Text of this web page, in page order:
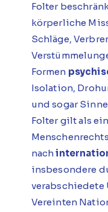
Folter
körperliche
Schläge,
Formen
Isolation,
und sogar
Folter gilt als
nach
insbesondere
verabschiedete
Vereinten